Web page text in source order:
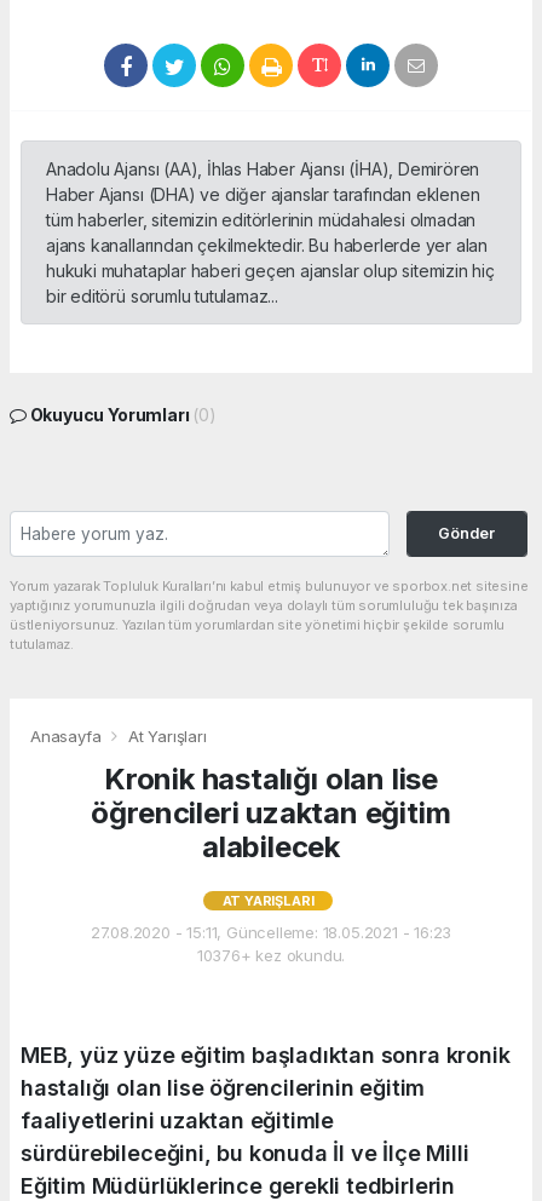
Anadolu Ajansı (AA), İhlas Haber Ajansı (İHA), Demirören
Haber Ajansı (DHA) ve diğer ajanslar tarafından eklenen
tüm haberler, sitemizin editörlerinin müdahalesi olmadan
ajans kanallarından çekilmektedir. Bu haberlerde yer alan
hukuki muhataplar haberi geçen ajanslar olup sitemizin hiç
bir editörü sorumlu tutulamaz...
Okuyucu Yorumları (0)
Gönder
Yorum yazarak Topluluk Kuralları’nı kabul etmiş bulunuyor ve sporbox.net sitesine
yaptığınız yorumunuzla ilgili doğrudan veya dolaylı tüm sorumluluğu tek başınıza
üstleniyorsunuz. Yazılan tüm yorumlardan site yönetimi hiçbir şekilde sorumlu
tutulamaz.
Anasayfa At Yarışları
Kronik hastalığı olan lise
öğrencileri uzaktan eğitim
alabilecek
AT YARIŞLARI
27.08.2020 - 15:11, Güncelleme: 18.05.2021 - 16:23
10376+ kez okundu.
MEB, yüz yüze eğitim başladıktan sonra kronik
hastalığı olan lise öğrencilerinin eğitim
faaliyetlerini uzaktan eğitimle
sürdürebileceğini, bu konuda İl ve İlçe Milli
Eğitim Müdürlüklerince gerekli tedbirlerin